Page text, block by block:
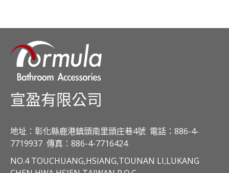
宣盈有限公司
地址：彰化縣鹿港鎮頭南里頭庄巷4號 電話：886-4-
7719937 傳真：886-4-7716424
NO.4 TOUCHUANG,HSIANG,TOUNAN LI,LUKANG